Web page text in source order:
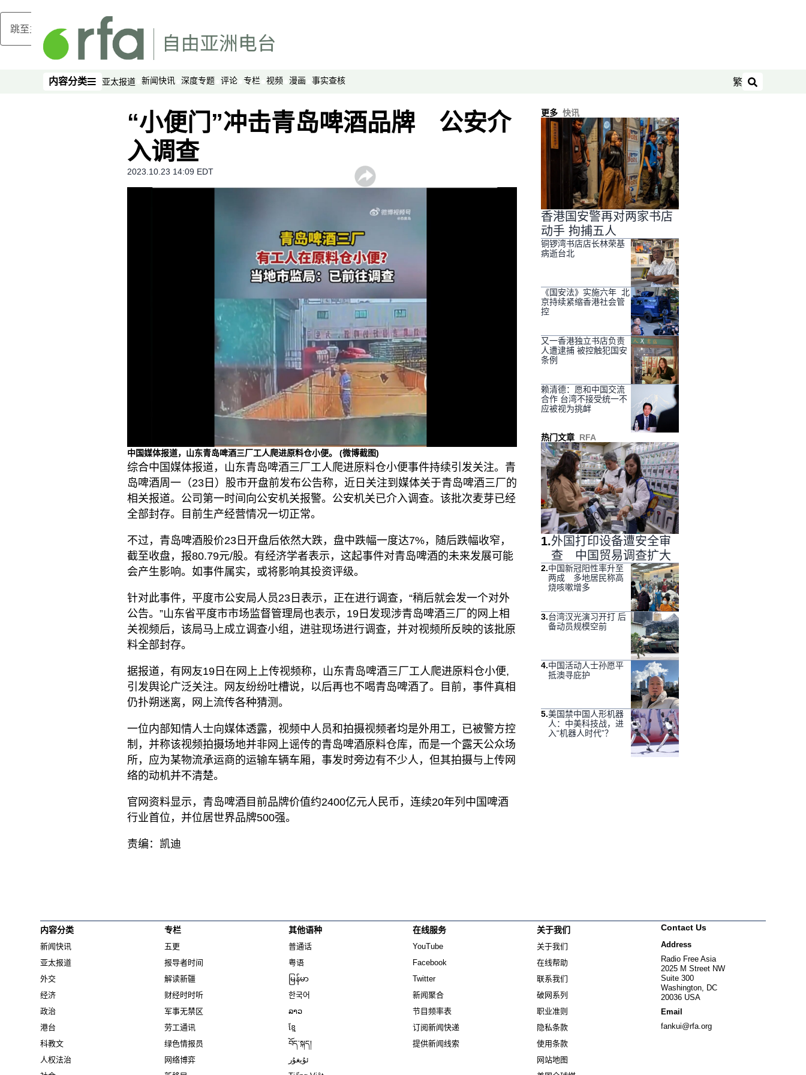
跳至主内容
内容分类
内容分类 亚太报道 新闻快讯 深度专题 评论 专栏 视频 漫画 事实查核 繁
搜索
网络博弈
西藏纵览
财经时时听
《亚太报道》音频
漫画
事实查核
视频
显示 视频 个子部分
亚洲很想聊
观点
专题与访谈
兵家常事
“小便门”冲击青岛啤酒品牌 公安介
入调查
2023.10.23 14:09 EDT
中国媒体报道，山东青岛啤酒三厂工人爬进原料仓小便。 (微博截图)
综合中国媒体报道，山东青岛啤酒三厂工人爬进原料仓小便事件持续引发关注。青
岛啤酒周一（23日）股市开盘前发布公告称，近日关注到媒体关于青岛啤酒三厂的
相关报道。公司第一时间向公安机关报警。公安机关已介入调查。该批次麦芽已经
全部封存。目前生产经营情况一切正常。
不过，青岛啤酒股价23日开盘后依然大跌，盘中跌幅一度达7%，随后跌幅收窄，
截至收盘，报80.79元/股。有经济学者表示，这起事件对青岛啤酒的未来发展可能
会产生影响。如事件属实，或将影响其投资评级。
针对此事件，平度市公安局人员23日表示，正在进行调查，“稍后就会发一个对外
公告。”山东省平度市市场监督管理局也表示，19日发现涉青岛啤酒三厂的网上相
关视频后，该局马上成立调查小组，进驻现场进行调查，并对视频所反映的该批原
料全部封存。
据报道，有网友19日在网上上传视频称，山东青岛啤酒三厂工人爬进原料仓小便,
引发舆论广泛关注。网友纷纷吐槽说，以后再也不喝青岛啤酒了。目前，事件真相
仍扑朔迷离，网上流传各种猜测。
一位内部知情人士向媒体透露，视频中人员和拍摄视频者均是外用工，已被警方控
制，并称该视频拍摄场地并非网上谣传的青岛啤酒原料仓库，而是一个露天公众场
所，应为某物流承运商的运输车辆车厢，事发时旁边有不少人，但其拍摄与上传网
络的动机并不清楚。
官网资料显示，青岛啤酒目前品牌价值约2400亿元人民币，连续20年列中国啤酒
行业首位，并位居世界品牌500强。
责编：凯迪
更多 快讯
香港国安警再对两家书店
动手 拘捕五人
铜锣湾书店店长林荣基
病逝台北
《国安法》实施六年 北
京持续紧缩香港社会管
控
又一香港独立书店负责
人遭逮捕 被控触犯国安
条例
赖清德：愿和中国交流
合作 台湾不接受统一不
应被视为挑衅
热门文章 RFA
1.外国打印设备遭安全审
查 中国贸易调查扩大
2.中国新冠阳性率升至
两成 多地居民称高
烧咳嗽增多
3.台湾汉光演习开打 后
备动员规模空前
4.中国活动人士孙愿平
抵澳寻庇护
5.美国禁中国人形机器
人：中美科技战，进
入“机器人时代”？
内容分类
新闻快讯
亚太报道
外交
经济
政治
港台
科教文
人权法治
专栏
五更
报导者时间
解读新疆
财经时时听
军事无禁区
劳工通讯
绿色情报员
网络博弈
其他语种
普通话
粤语
မြန်မာ
한국어
ລາວ
ខ្មែ
བོད་སྐད།
ئۇيغۇر
在线服务
YouTube
Facebook
Twitter
新闻聚合
节目频率表
订阅新闻快递
提供新闻线索
关于我们
关于我们
在线帮助
联系我们
破网系列
职业准则
隐私条款
使用条款
网站地图
Contact Us
Address
Radio Free Asia
2025 M Street NW
Suite 300
Washington, DC
20036 USA
Email
fankui@rfa.org